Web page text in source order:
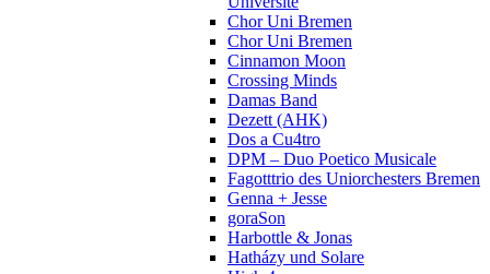
Chor Uni Bremen
Chor Uni Bremen
Cinnamon Moon
Crossing Minds
Damas Band
Dezett (AHK)
Dos a Cu4tro
DPM – Duo Poetico Musicale
Fagotttrio des Uniorchesters Bremen
Genna + Jesse
goraSon
Harbottle & Jonas
Hatházy und Solare